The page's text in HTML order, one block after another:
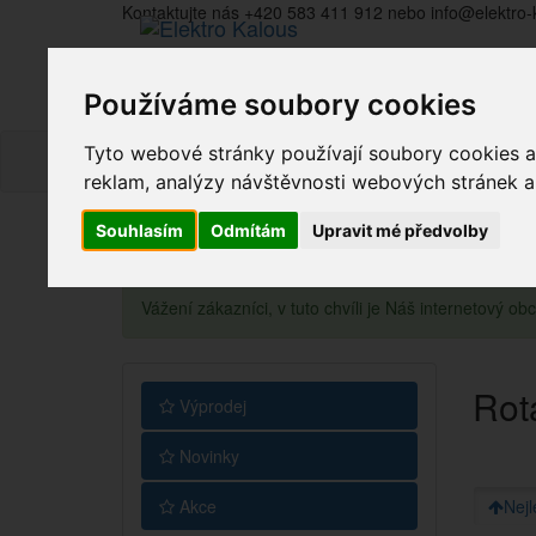
Používáme soubory cookies
Tyto webové stránky používají soubory cookies
reklam, analýzy návštěvnosti webových stránek
Souhlasím Odmítám Upravit mé předvolby
Kontaktujte nás +420 583 411 912 nebo
Vážení zákazníci, v tuto chvíli je Náš internetový
Výprodej
Novinky
Akce